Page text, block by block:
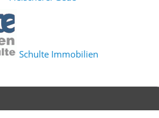
Schulte Immobilien